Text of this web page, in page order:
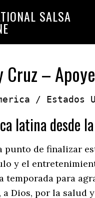
SALSA
Cruz –
/ Estados
latina desde
punto de finalizar
y el
temporada para
a Dios, por la salud